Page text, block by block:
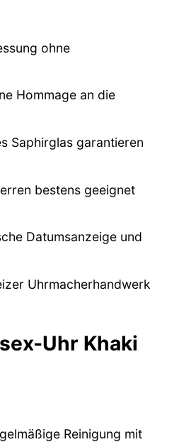
ohne
Hommage an die
Saphirglas garantieren
bestens geeignet
Datumsanzeige und
Uhrmacherhandwerk
Uhr Khaki
Reinigung mit